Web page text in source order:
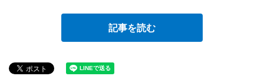
記事を読む